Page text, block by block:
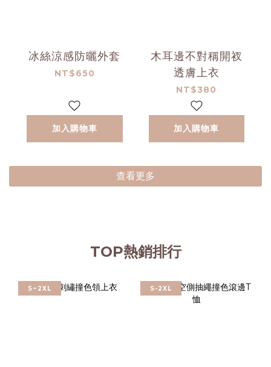
冰絲涼感防曬外套
NT$650
加入購物車
木耳邊不對稱開衩
透膚上衣
NT$380
加入購物車
查看更多
TOP熱銷排行
S~2XL S-2XL